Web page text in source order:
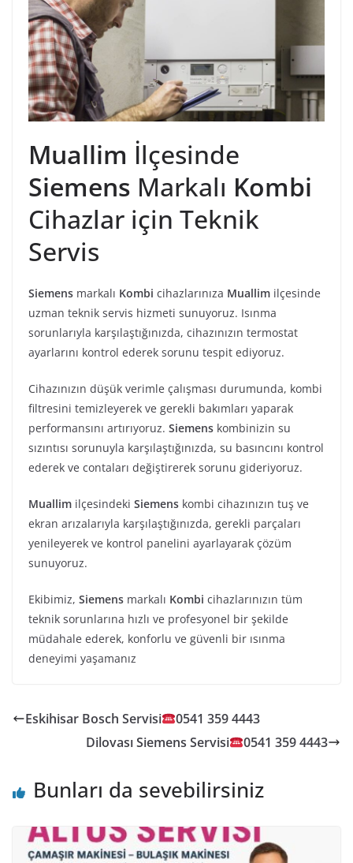
Muallim İlçesinde
Siemens Markalı Kombi
Cihazlar için Teknik
Servis
Siemens markalı Kombi cihazlarınıza Muallim ilçesinde
uzman teknik servis hizmeti sunuyoruz. Isınma
sorunlarıyla karşılaştığınızda, cihazınızın termostat
ayarlarını kontrol ederek sorunu tespit ediyoruz.
Cihazınızın düşük verimle çalışması durumunda, kombi
filtresini temizleyerek ve gerekli bakımları yaparak
performansını artırıyoruz. Siemens kombinizin su
sızıntısı sorunuyla karşılaştığınızda, su basıncını kontrol
ederek ve contaları değiştirerek sorunu gideriyoruz.
Muallim ilçesindeki Siemens kombi cihazınızın tuş ve
ekran arızalarıyla karşılaştığınızda, gerekli parçaları
yenileyerek ve kontrol panelini ayarlayarak çözüm
sunuyoruz.
Ekibimiz, Siemens markalı Kombi cihazlarınızın tüm
teknik sorunlarına hızlı ve profesyonel bir şekilde
müdahale ederek, konforlu ve güvenli bir ısınma
deneyimi yaşamanız
Eskihisar Bosch Servisi
0541 359 4443
Dilovası Siemens Servisi
0541 359 4443
Bunları da sevebilirsiniz